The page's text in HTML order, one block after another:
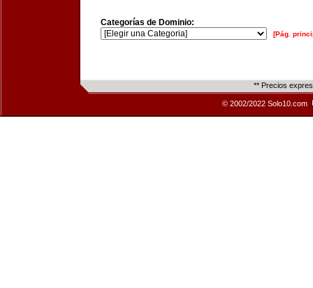
Categorías de Dominio:
[Pág.
** Precios
© 2002/2022 Solo10.com